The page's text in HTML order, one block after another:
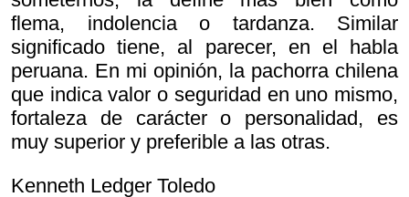
flema, indolencia o tardanza. Similar
significado tiene, al parecer, en el habla
peruana. En mi opinión, la pachorra chilena
que indica valor o seguridad en uno mismo,
fortaleza de carácter o personalidad, es
muy superior y preferible a las otras.
Kenneth Ledger Toledo